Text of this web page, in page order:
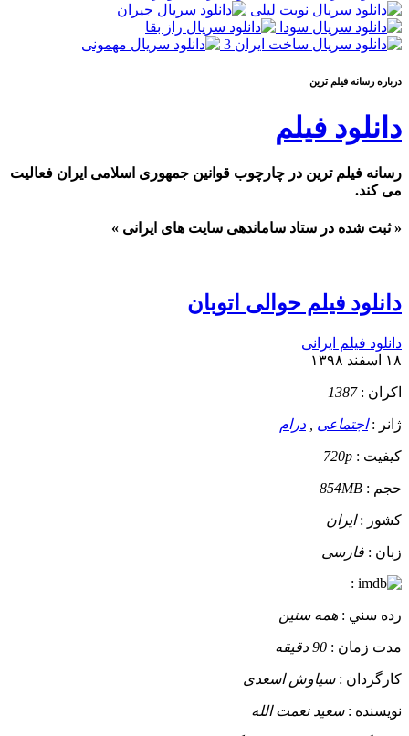
درباره رسانه فيلم ترين
دانلود فیلم
رسانه فیلم ترین در چارچوب قوانین جمهوری اسلامی ایران فعالیت
می کند.
« ثبت شده در ستاد ساماندهی سایت های ایرانی »
دانلود فیلم حوالی اتوبان
دانلود فیلم ایرانی
۱۸ اسفند ۱۳۹۸
اکران :1387
ژانر :اجتماعی درام
کيفيت : 720p
حجم : 854MB
کشور :ایران
زبان : فارسی
:
رده سني : همه سنین
مدت زمان : 90 دقیقه
کارگردان :سیاوش اسعدی
نويسنده :سعید نعمت الله